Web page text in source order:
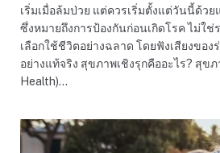
เริ่มเมื่อล้มป่วย แต่ควรเริ่มตั้งแต่วันนี้ด้วย
ซึ่งหมายถึงการป้องกันก่อนเกิดโรค ไม่ใช่
เลือกใช้ชีวิตอย่างฉลาด โดยฟังเสียงของ
อย่างแท้จริง สุขภาพเชิงรุกคืออะไร? สุข
Health)…